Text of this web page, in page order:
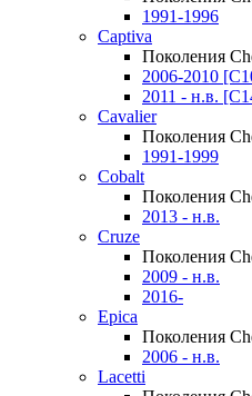
1991-1996
Captiva
Поколения
2006-2010
2011 - н.в.
Cavalier
Поколения
1991-1999
Cobalt
Поколения
2013 - н.в.
Cruze
Поколения
2009 - н.в.
2016-
Epica
Поколения
2006 - н.в.
Lacetti